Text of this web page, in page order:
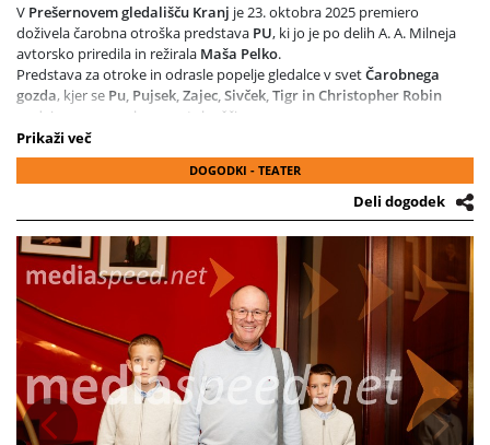
V Prešernovem gledališču Kranj je 23. oktobra 2025 premiero
doživela čarobna otroška predstava PU, ki jo je po delih A. A. Milneja
avtorsko priredila in režirala Maša Pelko.
Predstava za otroke in odrasle popelje gledalce v svetČarobnega
gozda, kjer se Pu, Pujsek, Zajec, Sivček, Tigr in Christopher Robin
podajo na nepozabno pustolovščino.
Občinstvo je navdušila s toplino, humorjem in igrivo energijo, ki je
napolnila oder in dvorano.
Rok Bozovičarje poudaril, da predstava nadaljuje
Maša Pelkoje zgodbo zasnovala kot poklon otroški domišljiji,
radovednosti in prijateljstvu.
Na odru so blesteliPeter Alojz Marn Vesna Pernarčič,Aljoša
Ternovšek,Vesna Jevnikar,Miha Rodman inBorut Veselko
Dramaturginja
Marinka Poštrak
je izpostavila, da Pu ni le zgodba za
otroke, temveč sporočilo za vse generacije.
Prikaži več
DOGODKI - TEATER
Deli dogodek
Prejšnja